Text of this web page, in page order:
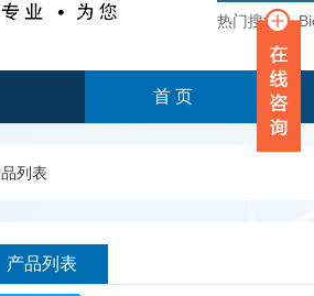
热门搜索：
首 页
列表
产品列表